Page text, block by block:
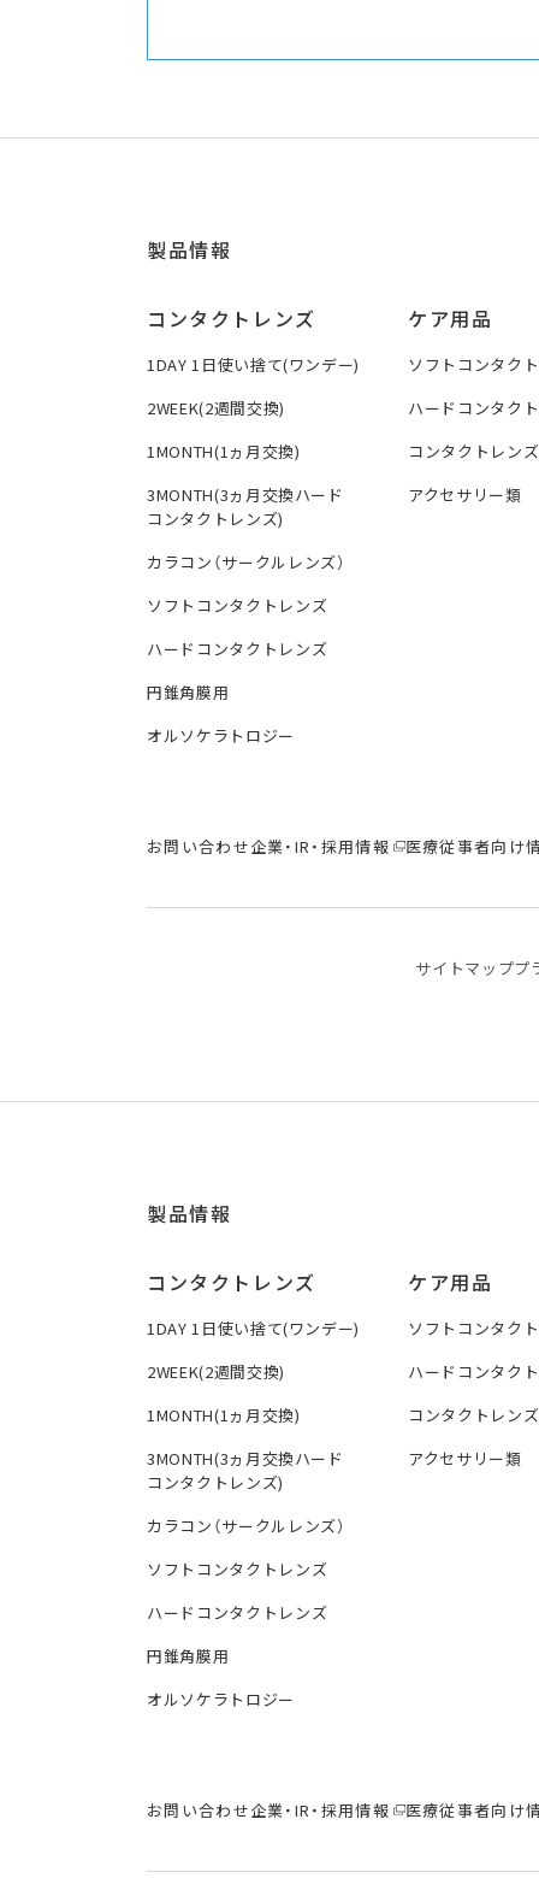
製品情報
コンタクトレンズ
1DAY 1日使い捨て(ワンデー)
2WEEK(2週間交換)
1MONTH(1ヵ月交換)
3MONTH(3ヵ月交換ハード
コンタクトレンズ)
カラコン（サークルレンズ）
ソフトコンタクトレンズ
ハードコンタクトレンズ
円錐角膜用
オルソケラトロジー
ケア用品
ソフトコンタク
ハードコンタク
コンタクトレン
アクセサリー類
お問い合わせ企業・IR・採用情報 医療従事者向け
サイトマッププ
製品情報
コンタクトレンズ
1DAY 1日使い捨て(ワンデー)
2WEEK(2週間交換)
1MONTH(1ヵ月交換)
3MONTH(3ヵ月交換ハード
コンタクトレンズ)
カラコン（サークルレンズ）
ソフトコンタクトレンズ
ハードコンタクトレンズ
円錐角膜用
オルソケラトロジー
ケア用品
ソフトコンタク
ハードコンタク
コンタクトレン
アクセサリー類
お問い合わせ企業・IR・採用情報 医療従事者向け